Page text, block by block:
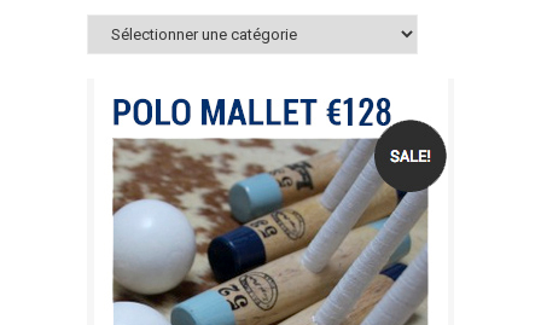
Catégories